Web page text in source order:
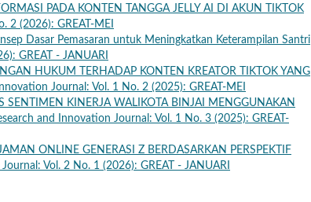
PADA KONTEN TANGGA JELLY AI DI AKUN TIKTOK
2 (2026): GREAT-MEI
Dasar Pemasaran untuk Meningkatkan Keterampilan Santri
GREAT - JANUARI
HUKUM TERHADAP KONTEN KREATOR TIKTOK YANG
Journal: Vol. 1 No. 2 (2025): GREAT-MEI
SENTIMEN KINERJA WALIKOTA BINJAI MENGGUNAKAN
and Innovation Journal: Vol. 1 No. 3 (2025): GREAT-
ONLINE GENERASI Z BERDASARKAN PERSPEKTIF
Vol. 2 No. 1 (2026): GREAT - JANUARI